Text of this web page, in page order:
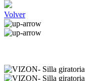
Volver